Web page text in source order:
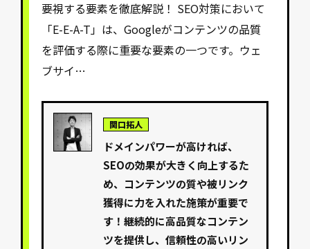
要視する要素を徹底解説！ SEO対策において
「E-E-A-T」は、Googleがコンテンツの品質
を評価する際に重要な要素の一つです。ウェ
ブサイ…
関口拓人
ドメインパワーが高ければ、
SEOの効果が大きく向上するた
め、コンテンツの質や被リンク
獲得に力を入れた施策が重要で
す！継続的に高品質なコンテン
ツを提供し、信頼性の高いリン